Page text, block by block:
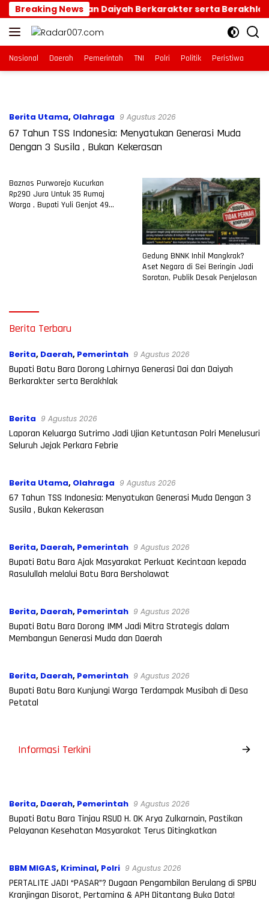
Langsung
ke
konten
Breaking News
Generasi Dai dan Daiyah Berkarakter serta Berakhlak
Nasional Daerah Pemerintah TNI Polri Politik Peristiwa
Berita Utama, Olahraga 9 Agustus 2026
67 Tahun TSS Indonesia: Menyatukan Generasi Muda
Dengan 3 Susila , Bukan Kekerasan
Baznas Purworejo Kucurkan
Rp290 Jura Untuk 35 Rumaj
Warga , Bupati Yuli Genjot 49
Gedung BNNK Inhil Mangkrak?
Aset Negara di Sei Beringin Jadi
Sorotan, Publik Desak Penjelasan
Radar007.com
Berita Terbaru
Berita, Daerah, Pemerintah 9 Agustus 2026
Bupati Batu Bara Dorong Lahirnya Generasi Dai dan Daiyah
Berkarakter serta Berakhlak
Berita 9 Agustus 2026
Laporan Keluarga Sutrimo Jadi Ujian Ketuntasan Polri Menelusuri
Seluruh Jejak Perkara Febrie
Berita Utama, Olahraga 9 Agustus 2026
67 Tahun TSS Indonesia: Menyatukan Generasi Muda Dengan 3
Susila , Bukan Kekerasan
Berita, Daerah, Pemerintah 9 Agustus 2026
Bupati Batu Bara Ajak Masyarakat Perkuat Kecintaan kepada
Rasulullah melalui Batu Bara Bersholawat
Berita, Daerah, Pemerintah 9 Agustus 2026
Bupati Batu Bara Dorong IMM Jadi Mitra Strategis dalam
Membangun Generasi Muda dan Daerah
Berita, Daerah, Pemerintah 9 Agustus 2026
Bupati Batu Bara Kunjungi Warga Terdampak Musibah di Desa
Petatal
Informasi Terkini
Berita, Daerah, Pemerintah 9 Agustus 2026
Bupati Batu Bara Tinjau RSUD H. OK Arya Zulkarnain, Pastikan
Pelayanan Kesehatan Masyarakat Terus Ditingkatkan
BBM MIGAS, Kriminal, Polri 9 Agustus 2026
PERTALITE JADI “PASAR”? Dugaan Pengambilan Berulang di SPBU
Kranjingan Disorot, Pertamina & APH Ditantang Buka Data!